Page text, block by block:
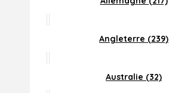
Angleterre (239)
Australie (32)